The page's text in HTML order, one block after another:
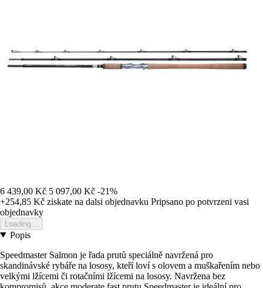
6 439,00 Kč 5 097,00 Kč -21%
+254,85 Kč ziskate na dalsi objednavku Pripsano po potvrzeni vasi
objednavky
Loading...
Popis
Speedmaster Salmon je řada prutů speciálně navržená pro
skandinávské rybáře na lososy, kteří loví s olovem a muškařením nebo
velkými lžícemi či rotačními lžícemi na lososy. Navržena bez